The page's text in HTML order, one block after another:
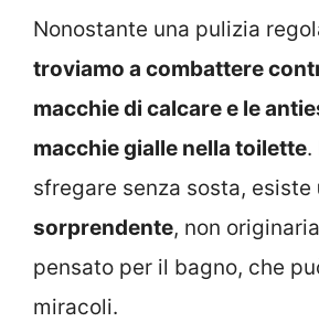
Nonostante una pulizia
troviamo a combattere
macchie di calcare e le
macchie gialle nella toilette.
sfregare senza sosta, esiste
sorprendente, non
pensato per il bagno, che
miracoli.